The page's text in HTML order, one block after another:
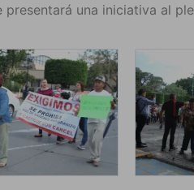
presentará una iniciativa al